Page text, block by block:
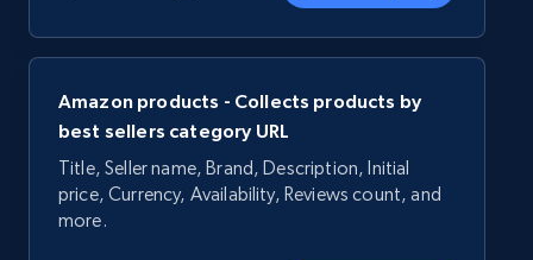
Amazon products - Collects products by
best sellers category URL
Title, Seller name, Brand, Description, Initial
price, Currency, Availability, Reviews count, and
more.